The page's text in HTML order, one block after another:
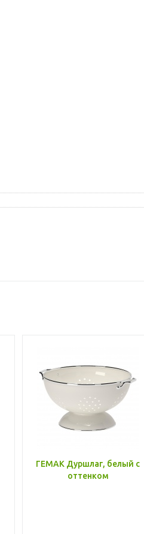
ГЕМАК Дуршлаг, белый с
оттенком